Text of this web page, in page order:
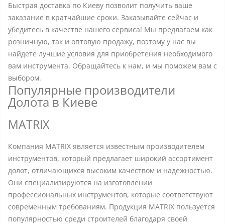
Быстрая доставка по Киеву позволит получить ваше
заказание в кратчайшие сроки. Заказывайте сейчас и
убедитесь в качестве нашего сервиса! Мы предлагаем как
розничную, так и оптовую продажу, поэтому у нас вы
найдете лучшие условия для приобретения необходимого
вам инструмента. Обращайтесь к нам, и мы поможем вам с
выбором.
Популярные производители
Долота в Киеве
MATRIX
Компания MATRIX является известным производителем
инструментов, который предлагает широкий ассортимент
долот, отличающихся высоким качеством и надежностью.
Они специализируются на изготовлении
профессиональных инструментов, которые соответствуют
современным требованиям. Продукция MATRIX пользуется
популярностью среди строителей благодаря своей